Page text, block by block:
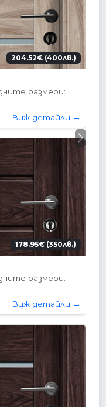
204.52€ (400лв.)
размери:
Виж детайли →
178.95€ (350лв.)
размери:
Виж детайли →
Next